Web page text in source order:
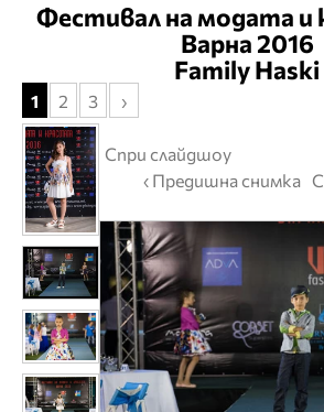
Фестивал на модата и
Варна 2016
Family Haski
Спри слайдшоу
‹ Предишна снимка
1 2 3 ›